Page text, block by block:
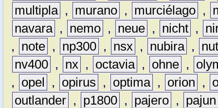
multipla , murano , murciélago ,
navara , nemo , neue , nicht ,
,
note , np300 , nsx , nubira ,
nv400 , nx , octavia , ohne ,
,
opel , opirus , optima , orion ,
outlander , p1800 , pajero ,
pajun